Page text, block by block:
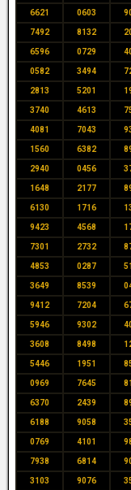
6621 0603
7492 8132
6596 0729
0582 3494
2813 5201
3740 4613
4081 7043
1560 6382
2940 0456
1648 2177
6130 1716
9423 4568
7301 2732
4853 0287
3649 8539
9412 7204
5946 9302
3608 8498
5446 1951
0969 7645
6370 2439
6188 9058
0769 4101
7938 6814
3103 9076